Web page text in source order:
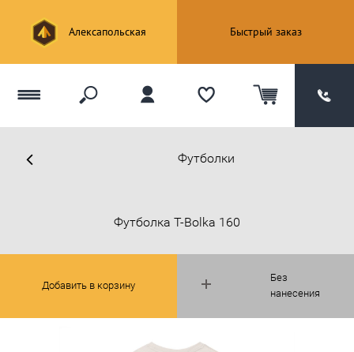
Алексапольская Быстрый заказ
Футболки
Без
нанесения
Футболка T-Bolka 160
Добавить в корзину